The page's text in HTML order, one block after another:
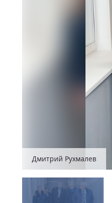
Дмитрий Рухмалев